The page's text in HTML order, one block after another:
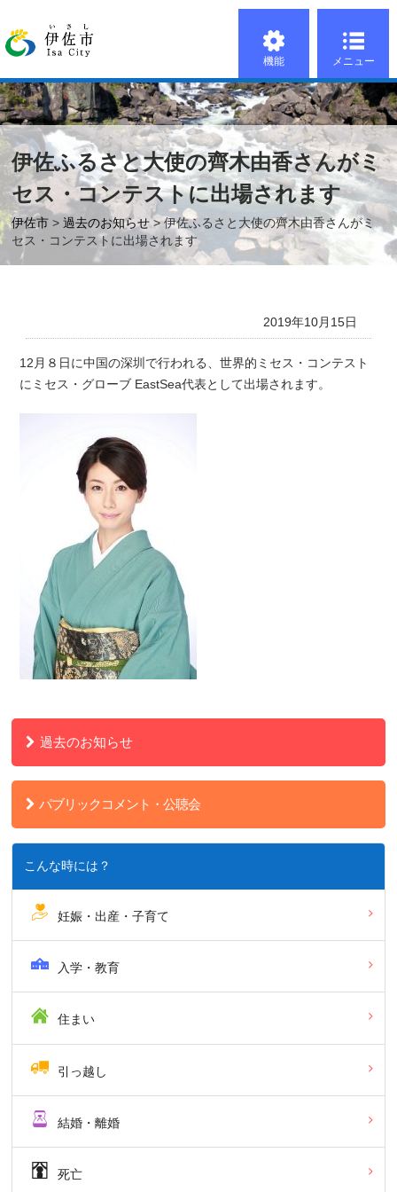
機能 メニュー
伊佐ふるさと大使の齊木由香さんがミ
セス・コンテストに出場されます
伊佐市 >過去のお知らせ> 伊佐ふるさと大使の齊木由香さんがミ
セス・コンテストに出場されます
2019年10月15日
12月８日に中国の深圳で行われる、世界的ミセス・コンテスト
にミセス・グローブ EastSea代表として出場されます。
過去のお知らせ
パブリックコメント・公聴会
こんな時には？
妊娠・出産・子育て
入学・教育
住まい
引っ越し
結婚・離婚
死亡